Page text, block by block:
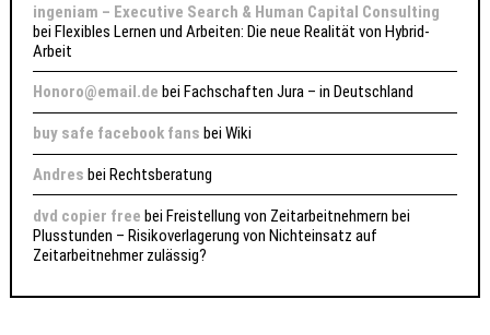
ingeniam – Executive Search & Human Capital Consulting
beiFlexibles Lernen und Arbeiten: Die neue Realität von Hybrid-
Arbeit
Honoro@email.de bei Fachschaften Jura – in Deutschland
buy safe facebook fans beiWiki
Andres beiRechtsberatung
dvd copier free beiFreistellung von Zeitarbeitnehmern bei
Plusstunden – Risikoverlagerung von Nichteinsatz auf
Zeitarbeitnehmer zulässig?